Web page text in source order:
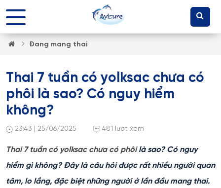
Đang mang thai
Thai 7 tuần có yolksac chưa có
phôi là sao? Có nguy hiểm
không?
23:43 | 25/06/2025 481 lượt xem
Thai 7 tuần có yolksac chưa có phôilà sao? Có nguy
hiểm gì không? Đây là câu hỏi được rất nhiều người quan
tâm, lo lắng, đặc biệt những người ở lần đầu mang thai.